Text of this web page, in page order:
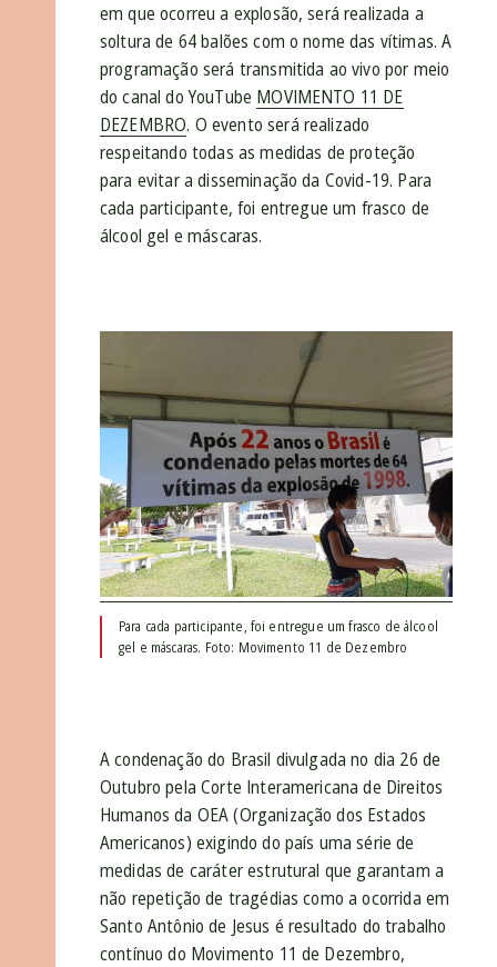
em que ocorreu a explosão, será realizada a
soltura de 64 balões com o nome das vítimas. A
programação será transmitida ao vivo por meio
do canal do YouTube MOVIMENTO 11 DE
DEZEMBRO. O evento será realizado
respeitando todas as medidas de proteção
para evitar a disseminação da Covid-19. Para
cada participante, foi entregue um frasco de
álcool gel e máscaras.
Para cada participante, foi entregue um frasco de álcool
gel e máscaras. Foto: Movimento 11 de Dezembro
A condenação do Brasil divulgada no dia 26 de
Outubro pela Corte Interamericana de Direitos
Humanos da OEA (Organização dos Estados
Americanos) exigindo do país uma série de
medidas de caráter estrutural que garantam a
não repetição de tragédias como a ocorrida em
Santo Antônio de Jesus é resultado do trabalho
contínuo do Movimento 11 de Dezembro,